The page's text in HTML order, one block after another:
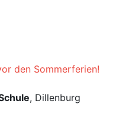
den Sommerferien!
, Dillenburg